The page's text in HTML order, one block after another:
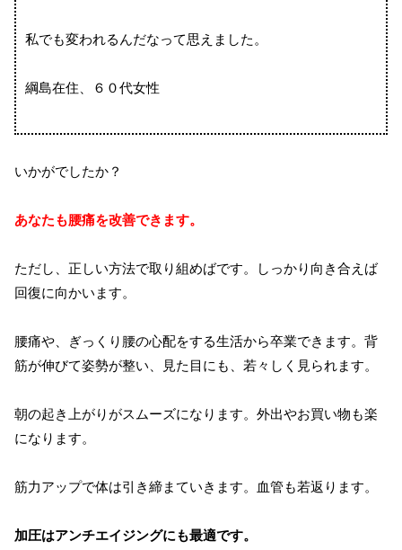
私でも変われるんだなって思えました。
綱島在住、６０代女性
いかがでしたか？
あなたも腰痛を改善できます。
ただし、正しい方法で取り組めばです。しっかり向き合えば
回復に向かいます。
腰痛や、ぎっくり腰の心配をする生活から卒業できます。背
筋が伸びて姿勢が整い、見た目にも、若々しく見られます。
朝の起き上がりがスムーズになります。外出やお買い物も楽
になります。
筋力アップで体は引き締まていきます。血管も若返ります。
加圧はアンチエイジングにも最適です。